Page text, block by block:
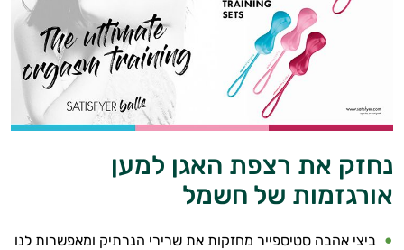
נחזק את רצפת האגן למען
אורגזמות של חשמל
ביצי אהבה סטיספייר מחזקות את שרירי הנרתיק ומאפשרות לנו